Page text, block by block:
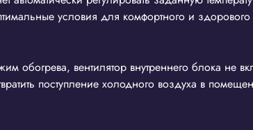
условия для комфортного и здорового
обогрева, вентилятор внутреннего блока не
поступление холодного воздуха в